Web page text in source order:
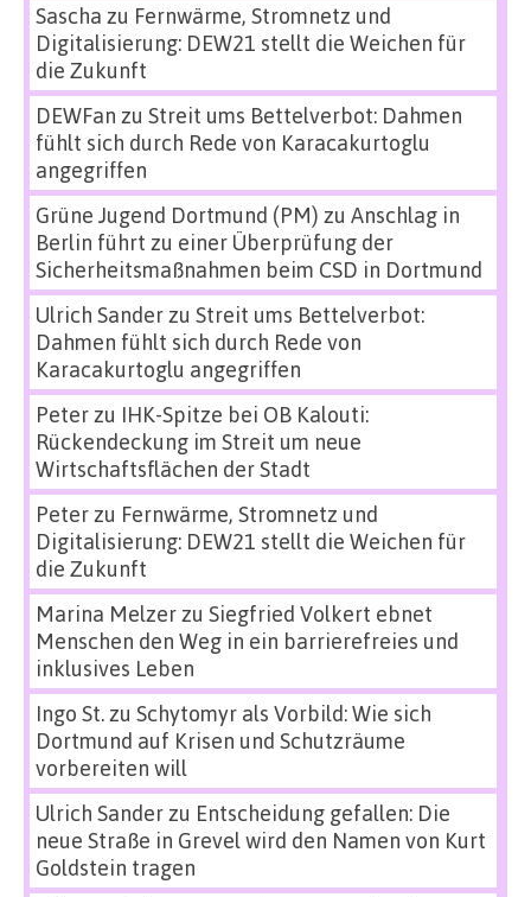
Sascha zu Fernwärme, Stromnetz und
Digitalisierung: DEW21 stellt die Weichen für
die Zukunft
DEWFan zu Streit ums Bettelverbot: Dahmen
fühlt sich durch Rede von Karacakurtoglu
angegriffen
Grüne Jugend Dortmund (PM) zu Anschlag in
Berlin führt zu einer Überprüfung der
Sicherheitsmaßnahmen beim CSD in Dortmund
Ulrich Sanderzu Streit ums Bettelverbot:
Dahmen fühlt sich durch Rede von
Karacakurtoglu angegriffen
Peterzu IHK-Spitze bei OB Kalouti:
Rückendeckung im Streit um neue
Wirtschaftsflächen der Stadt
Peterzu Fernwärme, Stromnetz und
Digitalisierung: DEW21 stellt die Weichen für
die Zukunft
Marina Melzerzu Siegfried Volkert ebnet
Menschen den Weg in ein barrierefreies und
inklusives Leben
Ingo St.zu Schytomyr als Vorbild: Wie sich
Dortmund auf Krisen und Schutzräume
vorbereiten will
Ulrich Sanderzu Entscheidung gefallen: Die
neue Straße in Grevel wird den Namen von Kurt
Goldstein tragen